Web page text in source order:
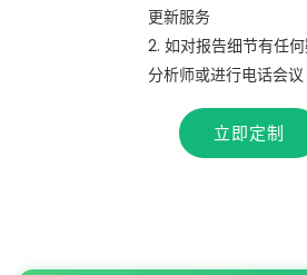
更新服务
2. 如对报告细节有任
分析师或进行电话会议
立即定制